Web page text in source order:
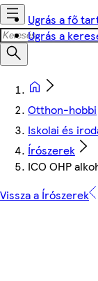
Ugrás a fő
Ugrás a
Otthon-hobbi
Iskolai és
Írószerek
ICO OHP
Vissza a Írószerek